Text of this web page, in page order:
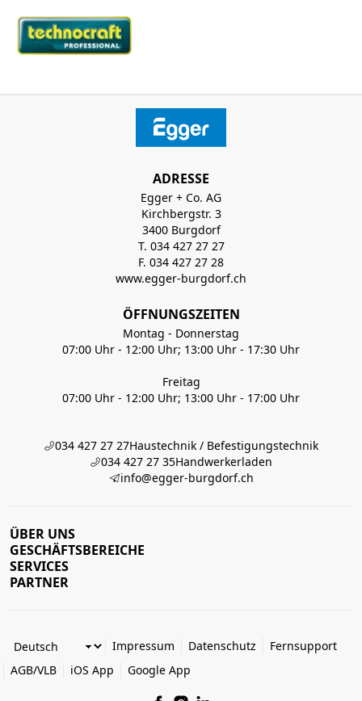
ADRESSE
Egger + Co. AG
Kirchbergstr. 3
3400 Burgdorf
T. 034 427 27 27
F. 034 427 27 28
www.egger-burgdorf.ch
ÖFFNUNGSZEITEN
Montag - Donnerstag
07:00 Uhr - 12:00 Uhr; 13:00 Uhr - 17:30 Uhr
Freitag
07:00 Uhr - 12:00 Uhr; 13:00 Uhr - 17:00 Uhr
034 427 27 27Haustechnik / Befestigungstechnik
034 427 27 35Handwerkerladen
info@egger-burgdorf.ch
ÜBER UNS
GESCHÄFTSBEREICHE
SERVICES
PARTNER
Impressum Datenschutz
Fernsupport
AGB/VLB
iOS App Google App